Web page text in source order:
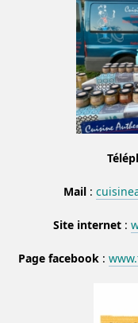
Mail:
Site internet:
Page facebook: